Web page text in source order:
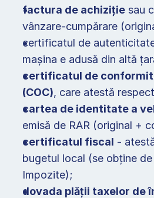
factura de achiziție sau
vânzare-cumpărare
certificatul de
mașina e adusă din altă
certificatul de
(COC), care atestă
cartea de identitate a
emisă de RAR (original +
certificatul fiscal -
bugetul local (se obține
Impozite);
dovada plății taxelor de